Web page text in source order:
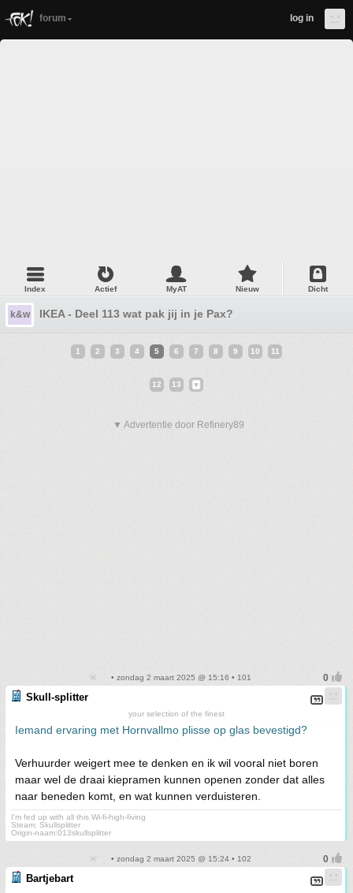
forum log in
Index Actief MyAT Nieuw Dicht
k&w IKEA - Deel 113 wat pak jij in je Pax?
1 2 3 4 5 6 7 8 9 10 11
12 13
▼ Advertentie door Refinery89
• zondag 2 maart 2025 @ 15:16 • 101
Skull-splitter
your selection of the finest
Iemand ervaring met Hornvallmo plisse op glas bevestigd?
Verhuurder weigert mee te denken en ik wil vooral niet boren
maar wel de draai kiepramen kunnen openen zonder dat alles
naar beneden komt, en wat kunnen verduisteren.
I'm fed up with all this Wi-fi-high-fiving
Steam: Skullsplitter
Origin-naam:013skullsplitter
• zondag 2 maart 2025 @ 15:24 • 102
Bartjebart